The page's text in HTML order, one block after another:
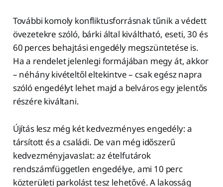
További komoly konfliktusforrásnak tűnik a védett
övezetekre szóló, bárki által kiváltható, eseti, 30 és
60 perces behajtási engedély megszüntetése is.
Ha a rendelet jelenlegi formájában megy át, akkor
– néhány kivételtől eltekintve – csak egész napra
szóló engedélyt lehet majd a belváros egy jelentős
részére kiváltani.
Újítás lesz még két kedvezményes engedély: a
társított és a családi. De van még időszerű
kedvezményjavaslat: az ételfutárok
rendszámfüggetlen engedélye, ami 10 perc
közterületi parkolást tesz lehetővé. A lakosság